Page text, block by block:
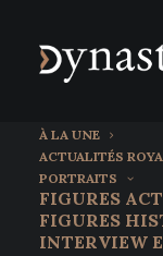
À LA UNE
ACTUALITÉS
PORTRAITS
FIGURES
FIGURES
INTERVIEW